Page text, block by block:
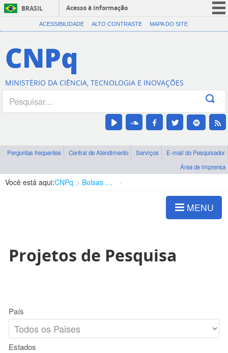
BRASIL
Acesso à informação
CORONAVÍRUS (COVID-19)
Canais
ACESSIBILIDADE ALTO CONTRASTE MAPA DO SITE
CNPq
MINISTÉRIO DA CIÊNCIA, TECNOLOGIA E INOVAÇÕES
Perguntas frequentes Central de Atendimento Serviços
E-mail do Pesquisador
Área de imprensa
Você está aqui:CNPq Bolsas e Auxílios Vigentes
MENU
Projetos de Pesquisa
País
Estados